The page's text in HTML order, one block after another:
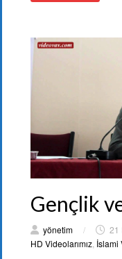
Gençlik
yönetim / 21
HD Videolarımız İslami